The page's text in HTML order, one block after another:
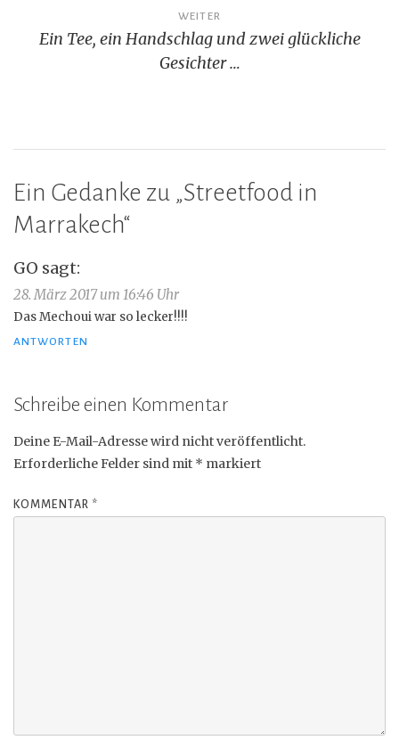
WEITER
Ein Tee, ein Handschlag und zwei glückliche
Gesichter …
Ein Gedanke zu „Streetfood in
Marrakech“
GO sagt:
28. März 2017 um 16:46 Uhr
Das Mechoui war so lecker!!!!
ANTWORTEN
Schreibe einen Kommentar
Deine E-Mail-Adresse wird nicht veröffentlicht.
Erforderliche Felder sind mit * markiert
KOMMENTAR *